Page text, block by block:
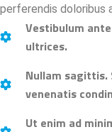
perferendis doloribus
Vestibulum
ultrices.
Nullam sagittis.
venenatis
Ut enim ad